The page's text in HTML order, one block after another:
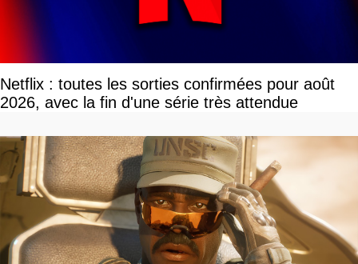
Netflix : toutes les sorties confirmées pour août
2026, avec la fin d'une série très attendue